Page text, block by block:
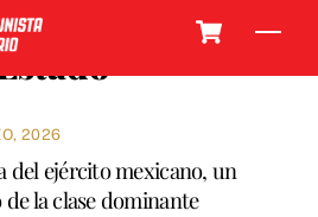
2026
del ejército mexicano, un
la clase dominante